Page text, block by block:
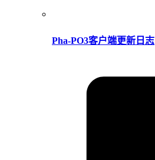
Pha-PO3客户端更新日志